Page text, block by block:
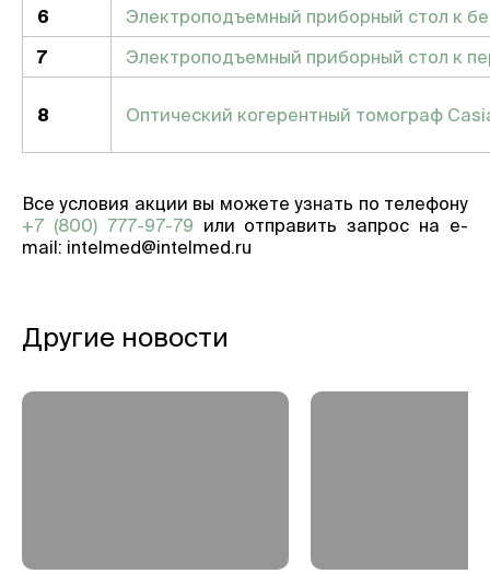
6 Электроподъемный приборный стол к
7 Электроподъемный приборный стол к
8 Оптический когерентный томограф
Все условия акции вы можете узнать по телефону
+7 (800) 777-97-79 или отправить запрос на e-
mail: intelmed@intelmed.ru
Другие новости